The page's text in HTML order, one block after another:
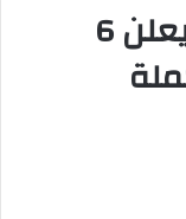
نادي الاتحاد السعودي يعلن 6